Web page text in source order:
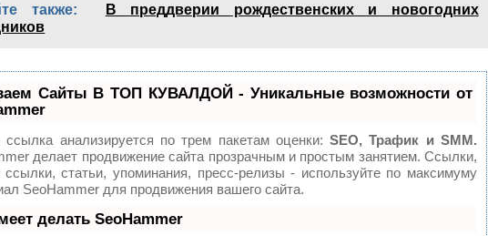
также:
В преддверии рождественских и новогодних
Сайты В ТОП КУВАЛДОЙ - Уникальные возможности от
ссылка анализируется по трем пакетам оценки:SEO, Трафик и SMM.
делает продвижение сайта прозрачным и простым занятием. Ссылки,
ссылки, статьи, упоминания, пресс-релизы - используйте по максимуму
SeoHammer для продвижения вашего сайта.
делать SeoHammer